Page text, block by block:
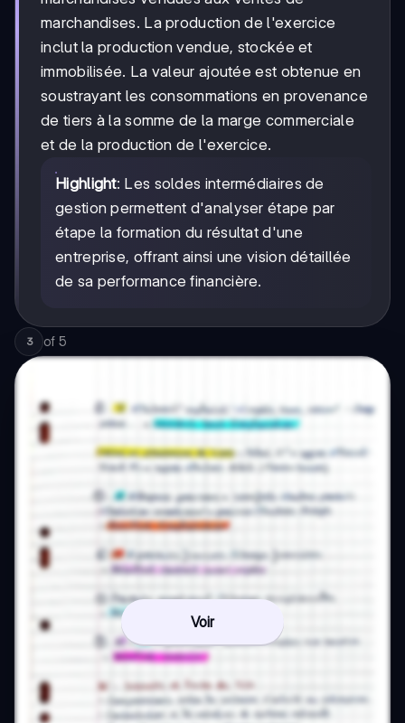
marchandises. La production de l'exercice
inclut la production vendue, stockée et
immobilisée. La valeur ajoutée est obtenue en
soustrayant les consommations en provenance
de tiers à la somme de la marge commerciale
et de la production de l'exercice.
Highlight: Les soldes intermédiaires de
gestion permettent d'analyser étape par
étape la formation du résultat d'une
entreprise, offrant ainsi une vision détaillée
de sa performance financière.
3 of 5
Voir